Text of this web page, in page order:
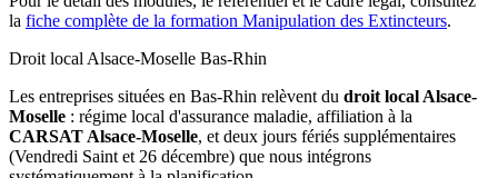
la fiche complète de la formation Manipulation des Extincteurs.
Droit local Alsace-Moselle Bas-Rhin
Les entreprises situées en Bas-Rhin relèvent du droit local Alsace-
Moselle : régime local d'assurance maladie, affiliation à la
CARSAT Alsace-Moselle, et deux jours fériés supplémentaires
(Vendredi Saint et 26 décembre) que nous intégrons